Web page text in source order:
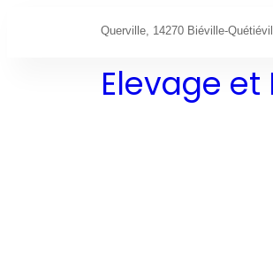
Querville, 14270 Biéville-
Elevage et